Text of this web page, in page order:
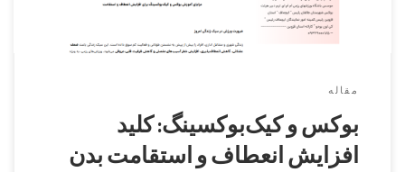
مقاله
بوکس و کیک‌بوکسینگ: کلید
افزایش انعطاف و استقامت بدن